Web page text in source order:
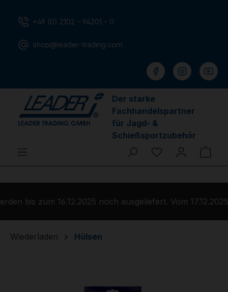
+49 (0) 2102 – 94201 – 0
shop@leader-trading.com
Der starke
Fachhandelspartner
für Jagd- &
Schießsportzubehör
Du hast 0
bis zum 16.12.2025 noch ausgeliefert. Vom
Wiederladen Hülsen